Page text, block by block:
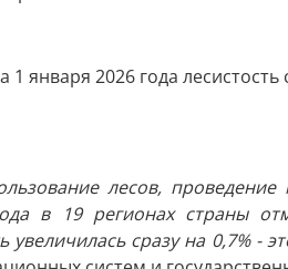
января 2026 года
лесов,
в 19 регионах страны
увеличилась сразу на 0,7%